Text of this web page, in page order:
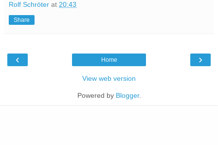
Rolf Schröter at 20:43
Share
‹ ›
Home
View web version
Powered by Blogger.